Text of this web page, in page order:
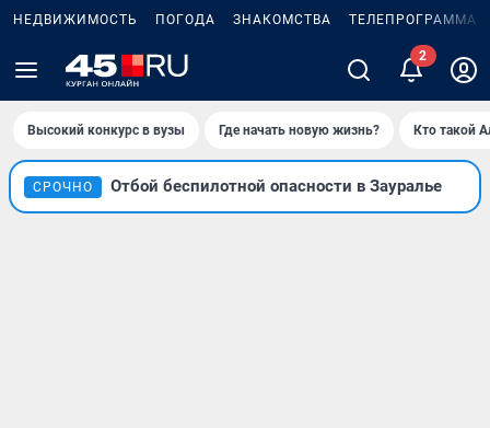
НЕДВИЖИМОСТЬ ПОГОДА ЗНАКОМСТВА ТЕЛЕПРОГРАММА
2
Высокий конкурс в вузы Где начать новую жизнь? Кто такой
СРОЧНО Отбой беспилотной опасности в Зауралье